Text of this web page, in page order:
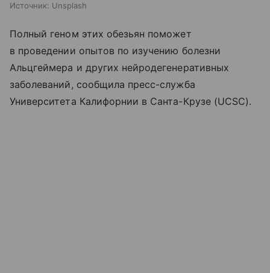
Источник: Unsplash
Полный геном этих обезьян поможет
в проведении опытов по изучению болезни
Альцгеймера и других нейродегенеративных
заболеваний, сообщила пресс-служба
Университета Калифорнии в Санта-Крузе (UCSC).